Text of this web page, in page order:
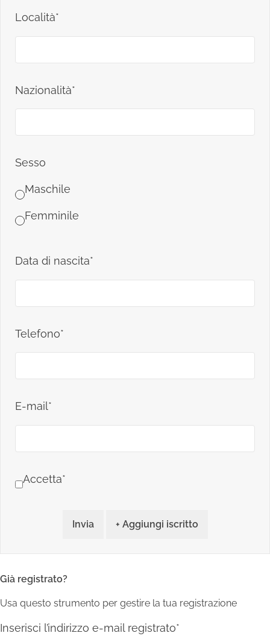
Località*
Nazionalità*
Sesso
Maschile
Femminile
Data di nascita*
Telefono*
E-mail*
Accetta*
Invia + Aggiungi iscritto
Già registrato?
Usa questo strumento per gestire la tua registrazione
Inserisci l’indirizzo e-mail registrato*